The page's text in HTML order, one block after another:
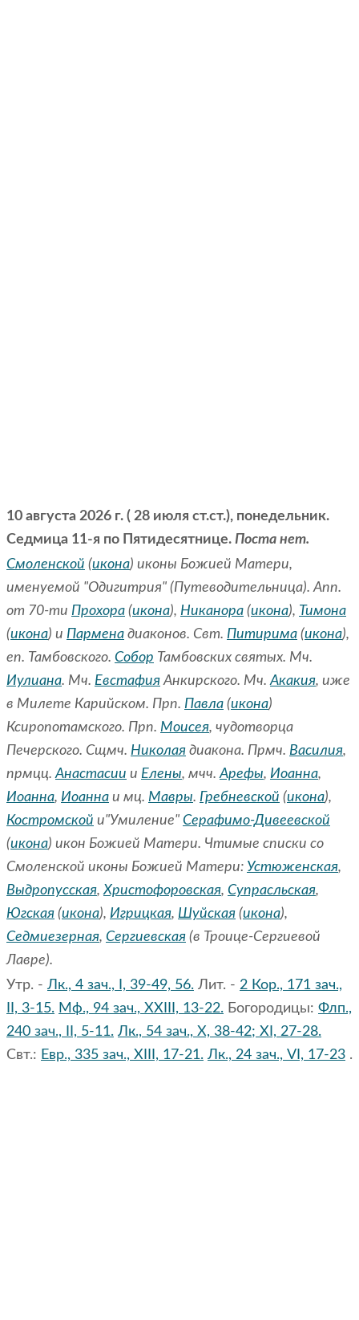
10 августа 2026 г. ( 28 июля ст.ст.), понедельник.
Седмица 11-я по Пятидесятнице. Поста нет.
Смоленской (икона) иконы Божией Матери,
именуемой "Одигитрия" (Путеводительница). Апп.
от 70-ти Прохора (икона), Никанора (икона), Тимона
(икона) и Пармена диаконов. Свт. Питирима (икона),
еп. Тамбовского. Собор Тамбовских святых. Мч.
Иулиана. Мч. ЕвстафияАнкирского. Мч.Акакия, иже
в Милете Карийском. Прп. Павла (икона)
Ксиропотамского. Прп. Моисея, чудотворца
Печерского. Сщмч. Николая диакона. Прмч. Василия,
прмцц.Анастасии и Елены, мчч.Арефы, Иоанна,
Иоанна, Иоанна и мц. Мавры. Гребневской (икона),
Костромской и"Умиление" Серафимо-Дивеевской
(икона) икон Божией Матери. Чтимые списки со
Смоленской иконы Божией Матери: Устюженская,
Выдропусская,Христофоровская, Супрасльская,
Югская (икона), Игрицкая, Шуйская (икона),
Седмиезерная, Сергиевская (в Троице-Сергиевой
Лавре).
Утр. - Лк., 4 зач., I, 39-49, 56. Лит. - 2 Кор., 171 зач.,
II, 3-15. Мф., 94 зач., XXIII, 13-22. Богородицы: Флп.,
240 зач., II, 5-11. Лк., 54 зач., X, 38-42; XI, 27-28.
Свт.: Евр., 335 зач., XIII, 17-21. Лк., 24 зач., VI, 17-23 .